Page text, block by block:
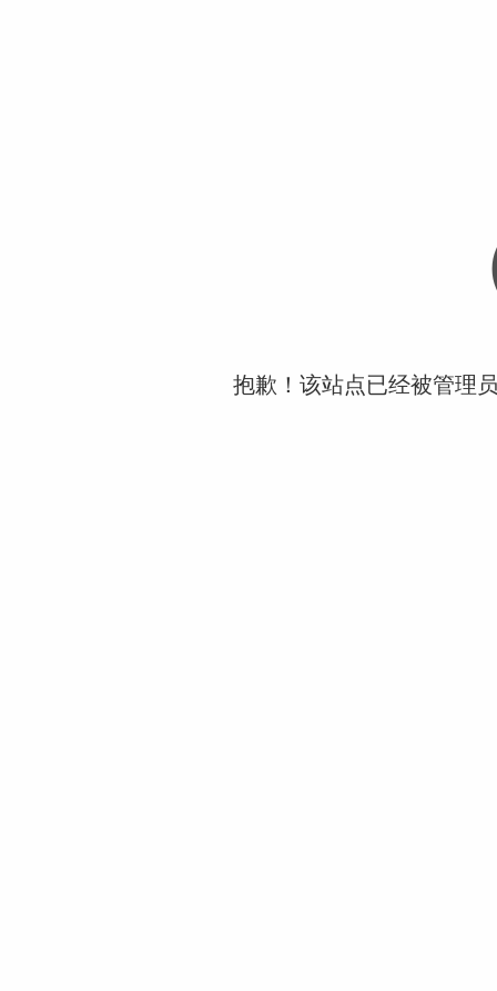
抱歉！该站点已经被管理